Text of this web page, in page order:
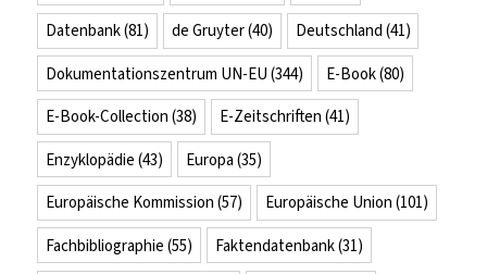
Datenbank(81) de Gruyter(40) Deutschland (41)
Dokumentationszentrum UN-EU (344) E-Book(80)
E-Book-Collection (38) E-Zeitschriften (41)
Enzyklopädie (43) Europa (35)
Europäische Kommission (57) Europäische Union (101)
Fachbibliographie (55) Faktendatenbank(31)